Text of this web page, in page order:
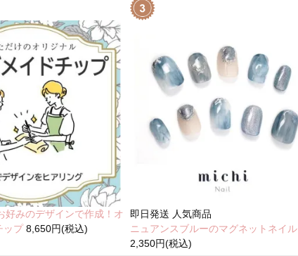
好みのデザインで作成！オ
ップ8,650円(税込)
即日発送 人気商品
ニュアンスブルーのマグネットネイル
2,350円(税込)